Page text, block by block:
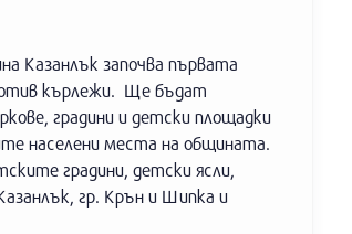
Казанлък започва първата
кърлежи. Ще бъдат
градини и детски площадки
населени места на общината.
градини, детски ясли,
гр. Крън и Шипка и